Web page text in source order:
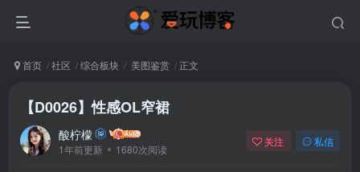
首页 社区 综合板块 美图鉴赏 正文
【D0026】性感OL窄裙
酸柠檬
1年前更新 1680次阅读
关注 私信